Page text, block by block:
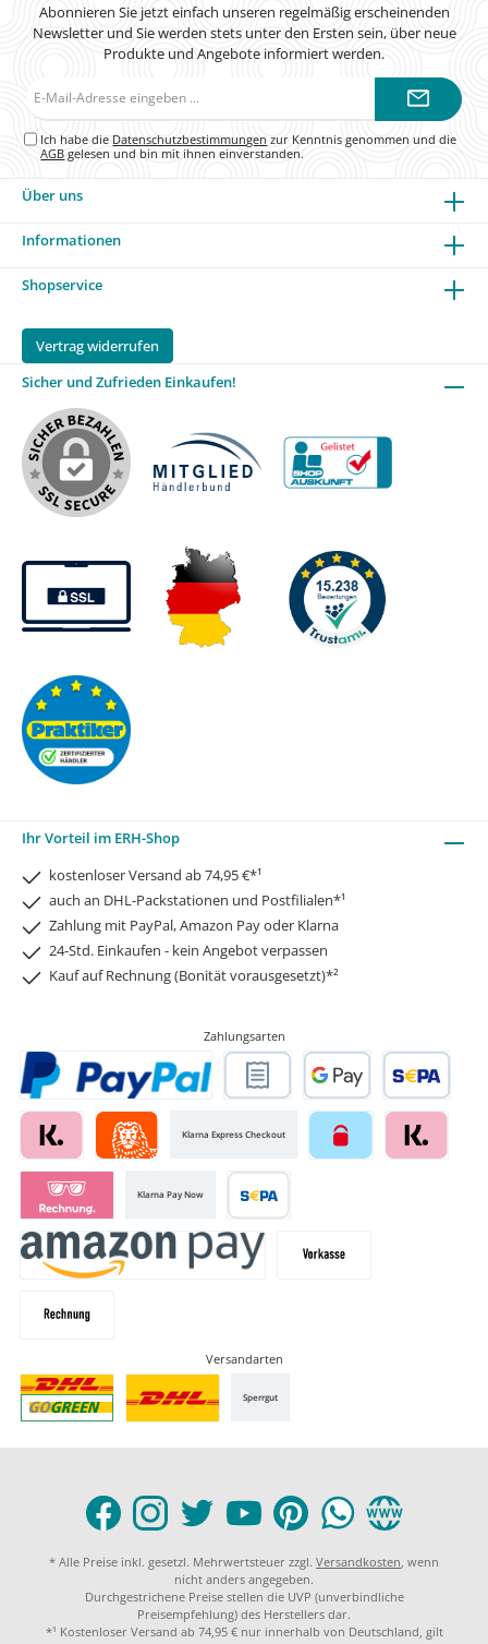
Abonnieren Sie jetzt einfach unseren regelmäßig erscheinenden
Newsletter und Sie werden stets unter den Ersten sein, über neue
Produkte und Angebote informiert werden.
Ich habe die Datenschutzbestimmungen zur Kenntnis genommen und die
AGB gelesen und bin mit ihnen einverstanden.
Über uns
Informationen
Shopservice
Vertrag widerrufen
Sicher und Zufrieden Einkaufen!
Ihr Vorteil im ERH-Shop
kostenloser Versand ab 74,95 €*¹
auch an DHL-Packstationen und Postfilialen*¹
Zahlung mit PayPal, Amazon Pay oder Klarna
24-Std. Einkaufen - kein Angebot verpassen
Kauf auf Rechnung (Bonität vorausgesetzt)*²
Zahlungsarten
Klarna Express Checkout
Klarna Pay Now
Versandarten
Sperrgut
* Alle Preise inkl. gesetzl. Mehrwertsteuer zzgl. Versandkosten , wenn
nicht anders angegeben.
Durchgestrichene Preise stellen die UVP (unverbindliche
Preisempfehlung) des Herstellers dar.
*¹ Kostenloser Versand ab 74,95 € nur innerhalb von Deutschland, gilt